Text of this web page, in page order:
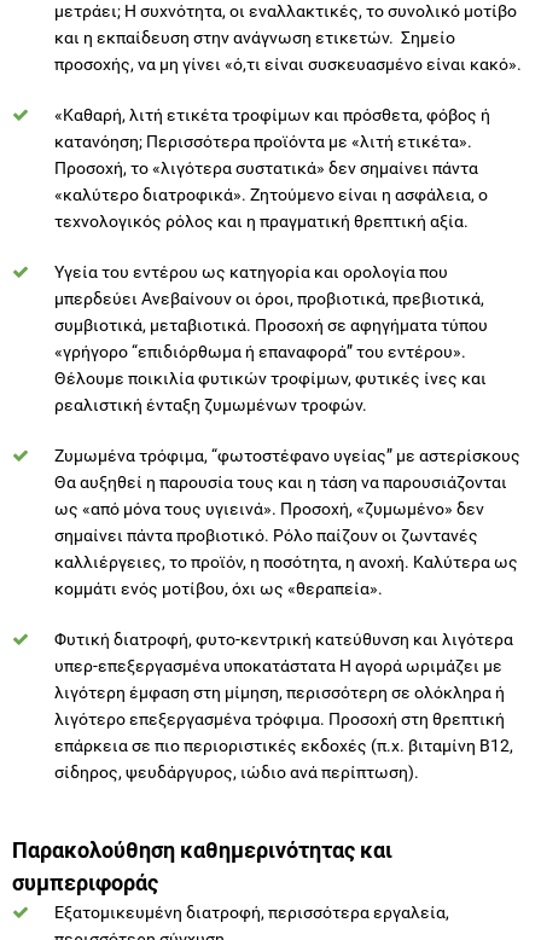
«Καθαρή, λιτή ετικέτα τροφίμων και πρόσθετα, φόβος ή
κατανόηση; Περισσότερα προϊόντα με «λιτή ετικέτα».
«καλύτερο διατροφικά». Ζητούμενο είναι η ασφάλεια, ο
τεχνολογικός ρόλος και η πραγματική θρεπτική αξία.
Υγεία του εντέρου ως κατηγορία και ορολογία που
μπερδεύει Ανεβαίνουν οι όροι, προβιοτικά, πρεβιοτικά,
«γρήγορο “επιδιόρθωμα ή επαναφορά” του εντέρου».
Θέλουμε ποικιλία φυτικών τροφίμων, φυτικές ίνες και
ρεαλιστική ένταξη ζυμωμένων τροφών.
Ζυμωμένα τρόφιμα, “φωτοστέφανο υγείας” με αστερίσκους
Θα αυξηθεί η παρουσία τους και η τάση να παρουσιάζονται
σημαίνει πάντα προβιοτικό. Ρόλο παίζουν οι ζωντανές
καλλιέργειες, το προϊόν, η ποσότητα, η ανοχή. Καλύτερα ως
κομμάτι ενός μοτίβου, όχι ως «θεραπεία».
Φυτική διατροφή, φυτο-κεντρική κατεύθυνση και λιγότερα
υπερ-επεξεργασμένα υποκατάστατα Η αγορά ωριμάζει με
λιγότερο επεξεργασμένα τρόφιμα. Προσοχή στη θρεπτική
επάρκεια σε πιο περιοριστικές εκδοχές (π.χ. βιταμίνη Β12,
σίδηρος, ψευδάργυρος, ιώδιο ανά περίπτωση).
Παρακολούθηση καθημερινότητας και
Εξατομικευμένη διατροφή, περισσότερα εργαλεία,
περισσότερη σύγχυση
Περισσότερα τεστ, εφαρμογές και πλάνα. Προσοχή στην